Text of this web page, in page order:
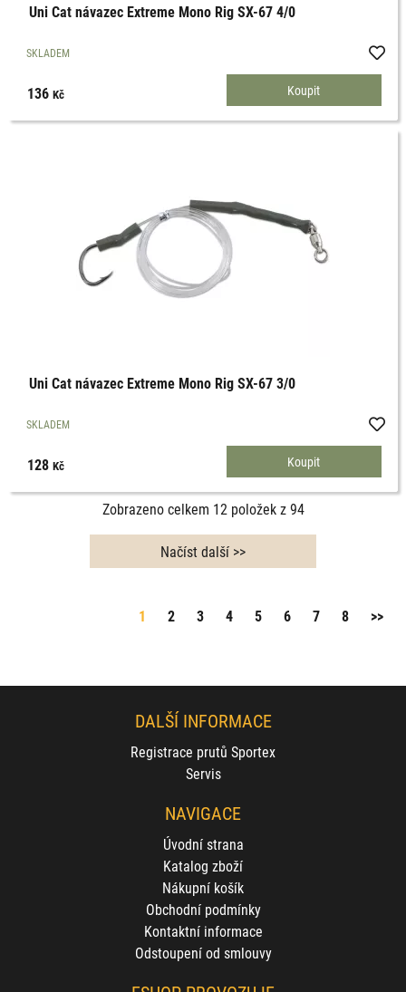
Uni Cat návazec Extreme Mono Rig SX-67 4/0
SKLADEM
136Kč
Uni Cat návazec Extreme Mono Rig SX-67 3/0
SKLADEM
128Kč
Zobrazeno celkem 12 položek z94
1 2 3 4 5 6 7 8 >>
DALŠÍ INFORMACE
Registrace prutů Sportex
Servis
NAVIGACE
Úvodní strana
Katalog zboží
Nákupní košík
Obchodní podmínky
Kontaktní informace
Odstoupení od smlouvy